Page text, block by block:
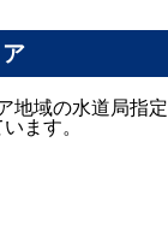
地域の水道局指定
ます。